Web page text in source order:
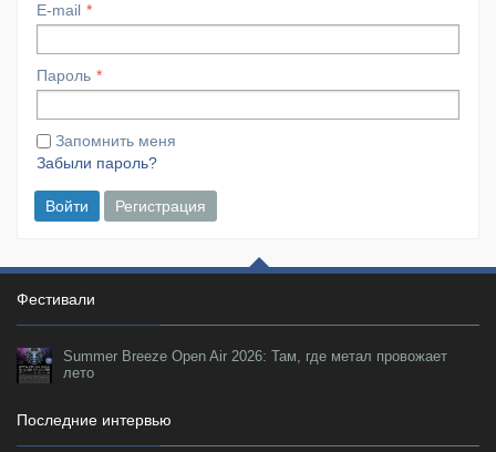
E-mail
Пароль
Запомнить меня
Забыли пароль?
Войти Регистрация
Фестивали
Summer Breeze Open Air 2026: Там, где метал провожает
лето
Последние интервью